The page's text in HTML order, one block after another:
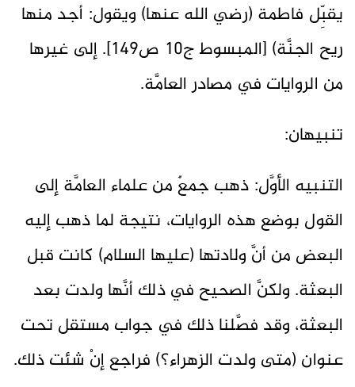
يقبِّل فاطمة (رضي الله عنها) ويقول: أجد منها
ريح الجنَّة) [المبسوط ج10 ص149]. إلى غيرها
من الروايات في مصادر العامَّة.
تنبيهان:
التنبيه الأوَّل: ذهب جمعٌ من علماء العامَّة إلى
القول بوضع هذه الروايات، نتيجة لما ذهب إليه
البعض من أنَّ ولادتها (عليها السلام) كانت قبل
البعثة. ولكنَّ الصحيح في ذلك أنَّها ولدت بعد
البعثة، وقد فصَّلنا ذلك في جواب مستقل تحت
عنوان (متى ولدت الزهراء؟) فراجع إنْ شئت ذلك.